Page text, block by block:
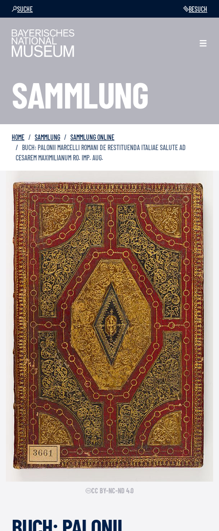
SUCHE BESUCH
SAMMLUNG
HOME SAMMLUNG
SAMMLUNG ONLINE
BUCH: PALONII MARCELLI ROMANI DE RESTITUENDA ITALIAE SALUTE AD
CESAREM MAXIMILIANUM RO. IMP. AUG.
CC BY-NC-ND 4.0